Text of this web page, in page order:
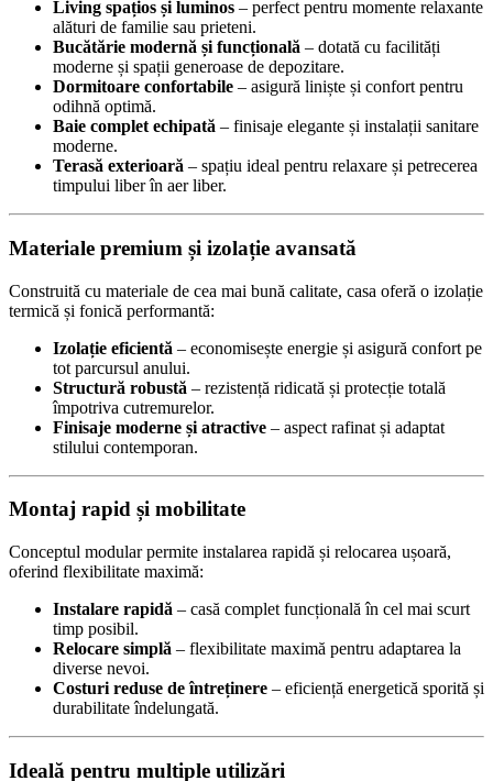
Living spațios și luminos – perfect pentru momente relaxante
alături de familie sau prieteni.
Bucătărie modernă și funcțională – dotată cu facilități
moderne și spații generoase de depozitare.
Dormitoare confortabile – asigură liniște și confort pentru
odihnă optimă.
Baie complet echipată – finisaje elegante și instalații sanitare
moderne.
Terasă exterioară – spațiu ideal pentru relaxare și petrecerea
timpului liber în aer liber.
Materiale premium și izolație avansată
Construită cu materiale de cea mai bună calitate, casa oferă o izolație
termică și fonică performantă:
Izolație eficientă – economisește energie și asigură confort pe
tot parcursul anului.
Structură robustă – rezistență ridicată și protecție totală
împotriva cutremurelor.
Finisaje moderne și atractive – aspect rafinat și adaptat
stilului contemporan.
Montaj rapid și mobilitate
Conceptul modular permite instalarea rapidă și relocarea ușoară,
oferind flexibilitate maximă:
Instalare rapidă – casă complet funcțională în cel mai scurt
timp posibil.
Relocare simplă – flexibilitate maximă pentru adaptarea la
diverse nevoi.
Costuri reduse de întreținere – eficiență energetică sporită și
durabilitate îndelungată.
Ideală pentru multiple utilizări